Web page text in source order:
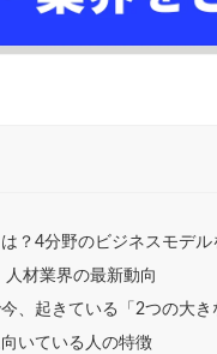
？4分野のビジネスモデル
人材業界の最新動向
、起きている「2つの大き
いている人の特徴